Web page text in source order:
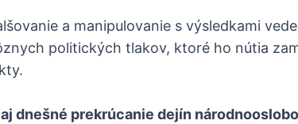
a manipulovanie s výsledkami
politických tlakov, ktoré ho nútia
dnešné prekrúcanie dejín